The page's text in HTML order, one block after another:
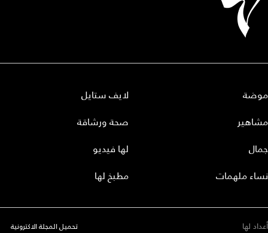
موضة
مشاهير
جمال
نساء ملهمات
لايف ستايل
صحة ورشاقة
لها فيديو
مطبخ لها
أعداد لها تحميل المجلة الاكترونية